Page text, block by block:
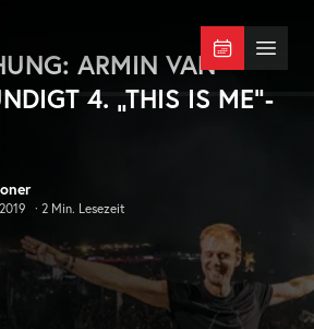
Menü
ARMIN VAN
4. „THIS IS ME“-
· 2 Min. Lesezeit